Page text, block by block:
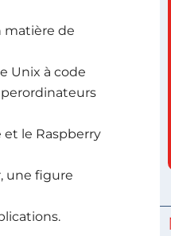
matière de
Unix à code
le Raspberry
une figure